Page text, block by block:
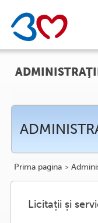
Prima pagina
Licitații și